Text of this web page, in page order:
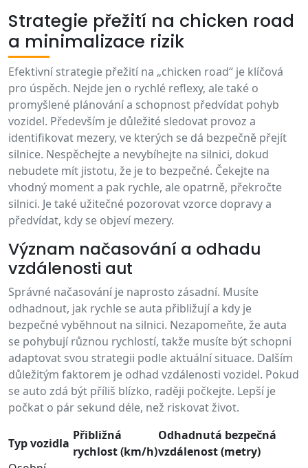
Strategie přežití na chicken road
a minimalizace rizik
Efektivní strategie přežití na „chicken road“ je klíčová
pro úspěch. Nejde jen o rychlé reflexy, ale také o
promyšlené plánování a schopnost předvídat pohyb
vozidel. Především je důležité sledovat provoz a
identifikovat mezery, ve kterých se dá bezpečně přejít
silnice. Nespěchejte a nevybíhejte na silnici, dokud
nebudete mít jistotu, že je to bezpečné. Čekejte na
vhodný moment a pak rychle, ale opatrně, překročte
silnici. Je také užitečné pozorovat vzorce dopravy a
předvídat, kdy se objeví mezery.
Význam načasování a odhadu
vzdálenosti aut
Správné načasování je naprosto zásadní. Musíte
odhadnout, jak rychle se auta přibližují a kdy je
bezpečné vyběhnout na silnici. Nezapomeňte, že auta
se pohybují různou rychlostí, takže musíte být schopni
adaptovat svou strategii podle aktuální situace. Dalším
důležitým faktorem je odhad vzdálenosti vozidel. Pokud
se auto zdá být příliš blízko, raději počkejte. Lepší je
počkat o pár sekund déle, než riskovat život.
Typ vozidla
Přibližná
rychlost (km/h)
Odhadnutá bezpečná
vzdálenost (metry)